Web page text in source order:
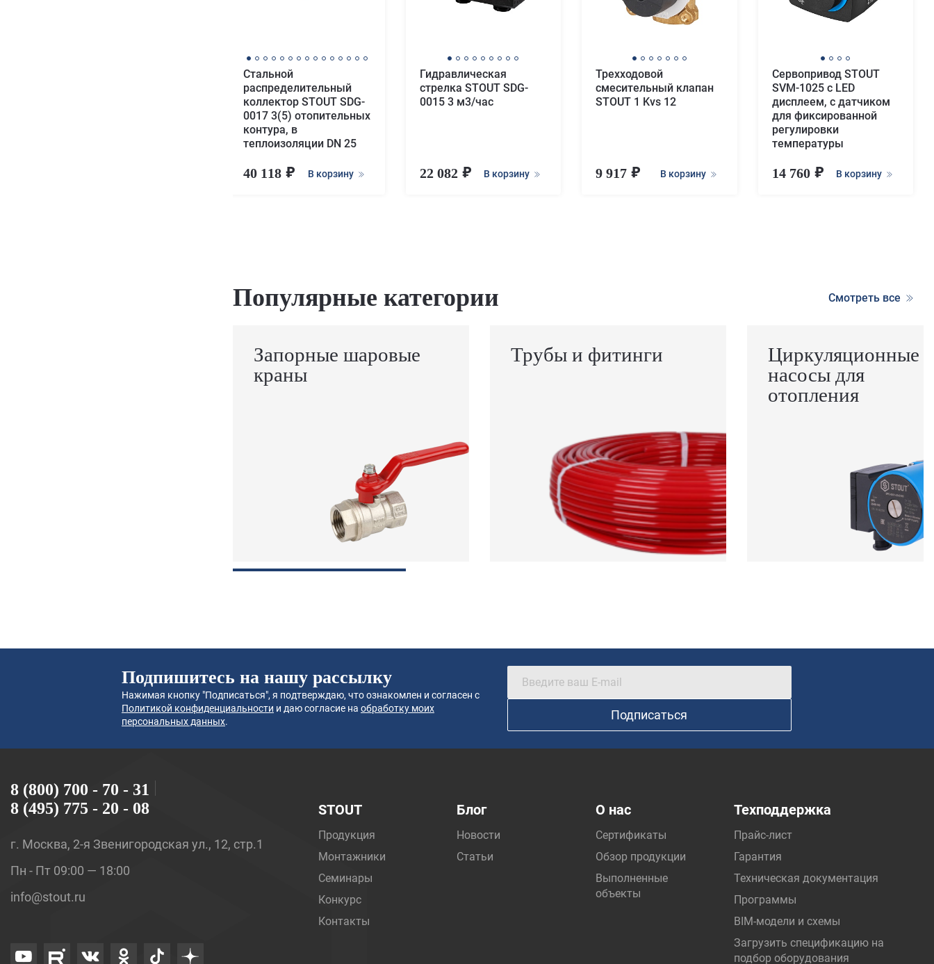
Стальной
распределительный
коллектор STOUT SDG-
0017 3(5) отопительных
контура, в
теплоизоляции DN 25
40 118 В корзину
Гидравлическая
стрелка STOUT SDG-
0015 3 м3/час
22 082 В корзину
Трехходовой
смесительный клапан
STOUT 1 Kvs 12
9 917 В корзину
Сервопривод STOUT
SVM-1025 с LED
дисплеем, с датчиком
для фиксированной
регулировки
температуры
14 760 В корзину
Популярные категории Смотреть все
Запорные шаровые
краны
Трубы и фитинги
Циркуляционные
насосы для
отопления
Подпишитесь на нашу рассылку
Нажимая кнопку "Подписаться", я подтверждаю, что ознакомлен и согласен с
Политикой конфиденциальности и даю согласие на обработку моих
персональных данных. Подписаться
8 (800) 700 - 70 - 31
8 (495) 775 - 20 - 08
г. Москва, 2-я Звенигородская ул., 12, стр.1
Пн - Пт 09:00 — 18:00
info@stout.ru
STOUT
Продукция
Монтажники
Семинары
Конкурс
Контакты
Блог
Новости
Статьи
О нас
Сертификаты
Обзор продукции
Выполненные
объекты
Техподдержка
Прайс-лист
Гарантия
Техническая документация
Программы
BIM-модели и схемы
Загрузить спецификацию на
подбор оборудования